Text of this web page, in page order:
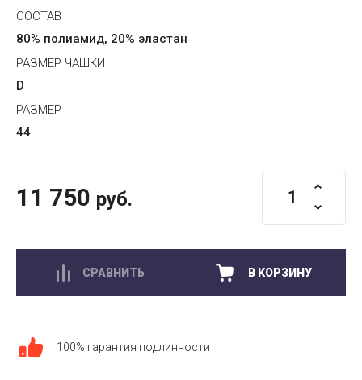
СОСТАВ
80% полиамид, 20% эластан
РАЗМЕР ЧАШКИ
D
РАЗМЕР
44
11 750 руб.
СРАВНИТЬ В КОРЗИНУ
100% гарантия подлинности